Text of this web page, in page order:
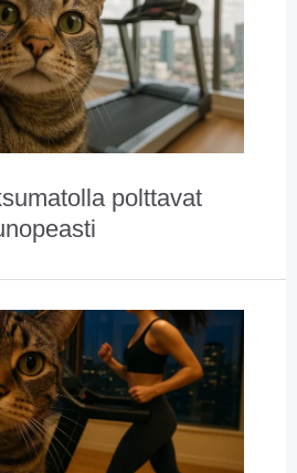
polttavat